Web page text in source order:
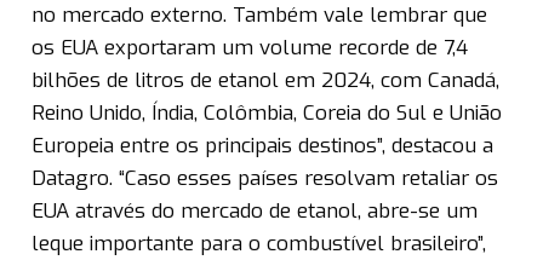
no mercado externo. Também vale lembrar que
os EUA exportaram um volume recorde de 7,4
bilhões de litros de etanol em 2024, com Canadá,
Reino Unido, Índia, Colômbia, Coreia do Sul e União
Europeia entre os principais destinos”, destacou a
Datagro. “Caso esses países resolvam retaliar os
EUA através do mercado de etanol, abre-se um
leque importante para o combustível brasileiro”,